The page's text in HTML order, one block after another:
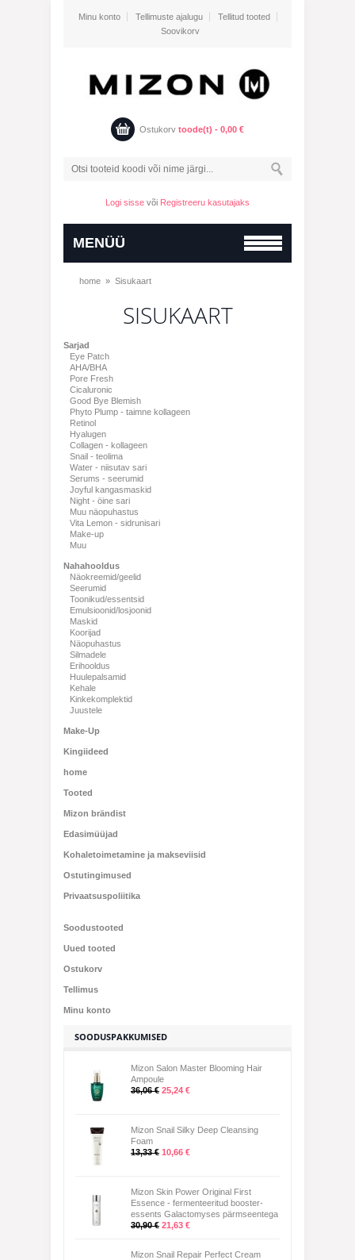
Minu konto Tellimuste ajalugu
Tellitud tooted
Soovikorv
Ostukorv toode(t) - 0,00 €
Logi sisse või Registreeru kasutajaks
MENÜÜ
home » Sisukaart
SISUKAART
Sarjad
Eye Patch
AHA/BHA
Pore Fresh
Cicaluronic
Good Bye Blemish
Phyto Plump - taimne kollageen
Retinol
Hyalugen
Collagen - kollageen
Snail - teolima
Water - niisutav sari
Serums - seerumid
Joyful kangasmaskid
Night - öine sari
Muu näopuhastus
Vita Lemon - sidrunisari
Make-up
Muu
Nahahooldus
Näokreemid/geelid
Seerumid
Toonikud/essentsid
Emulsioonid/losjoonid
Maskid
Koorijad
Näopuhastus
Silmadele
Erihooldus
Huulepalsamid
Kehale
Kinkekomplektid
Juustele
Make-Up
Kingiideed
home
Tooted
Mizon brändist
Edasimüüjad
Kohaletoimetamine ja makseviisid
Ostutingimused
Privaatsuspoliitika
Soodustooted
Uued tooted
Ostukorv
Tellimus
Minu konto
SOODUSPAKKUMISED
Mizon Salon Master Blooming Hair
Ampoule
36,06 € 25,24 €
Mizon Snail Silky Deep Cleansing
Foam
13,33 € 10,66 €
Mizon Skin Power Original First
Essence - fermenteeritud booster-
essents Galactomyses pärmseentega
30,90 € 21,63 €
Mizon Snail Repair Perfect Cream